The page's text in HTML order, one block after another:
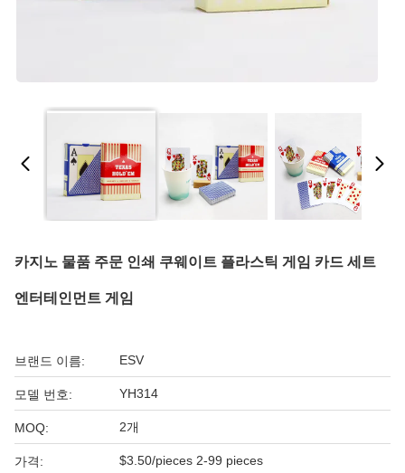
카지노 물품 주문 인쇄 쿠웨이트 플라스틱 게임 카드 세트
엔터테인먼트 게임
브랜드 이름: ESV
모델 번호: YH314
MOQ: 2개
가격: $3.50/pieces 2-99 pieces